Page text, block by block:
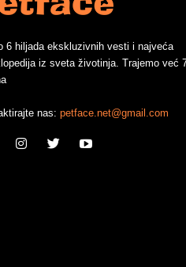
6 hiljada ekskluzivnih vesti i najveća
iz sveta životinja. Trajemo već
nas: petface.net@gmail.com